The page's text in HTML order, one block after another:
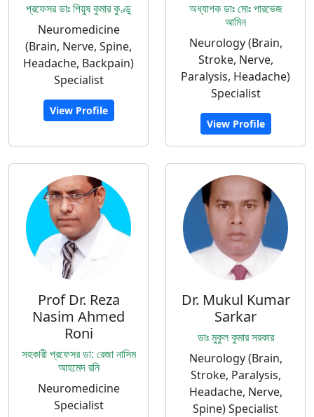
প্রফেসর ডাঃ পিয়ুষ কুমার কুণ্ডু
Neuromedicine
(Brain, Nerve, Spine,
Headache, Backpain)
Specialist
View Profile
অধ্যাপক ডাঃ মোঃ পারভেজ
আমিন
Neurology (Brain,
Stroke, Nerve,
Paralysis, Headache)
Specialist
View Profile
Prof Dr. Reza
Nasim Ahmed
Roni
সহকারী প্রফেসর ডা: রেজা নাসিম
আহমেদ রনি
Neuromedicine
Specialist
Dr. Mukul Kumar
Sarkar
ডাঃ মুকুল কুমার সরকার
Neurology (Brain,
Stroke, Paralysis,
Headache, Nerve,
Spine) Specialist